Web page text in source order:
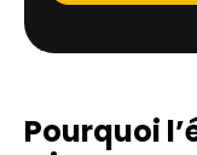
Pourquoi